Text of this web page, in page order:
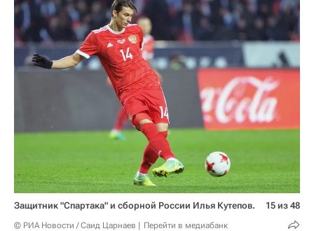
Защитник "Спартака" и сборной России Илья Кутепов.
© РИА Новости / Саид Царнаев Перейти в медиабанк
15 из 48